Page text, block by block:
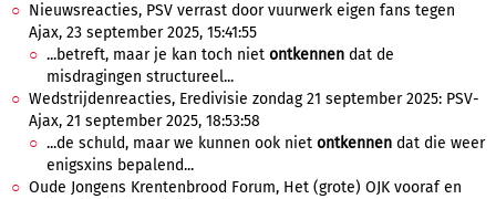
Nieuwsreacties, PSV verrast door vuurwerk eigen fans tegen
Ajax, 23 september 2025, 15:41:55
...betreft, maar je kan toch niet ontkennen dat de
misdragingen structureel...
Wedstrijdenreacties, Eredivisie zondag 21 september 2025: PSV-
Ajax, 21 september 2025, 18:53:58
...de schuld, maar we kunnen ook niet ontkennen dat die weer
enigsxins bepalend...
Oude Jongens Krentenbrood Forum, Het (grote) OJK vooraf en